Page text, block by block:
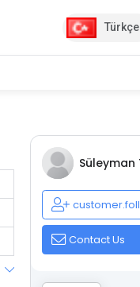
Türkçe
Süleyman
Contact Us